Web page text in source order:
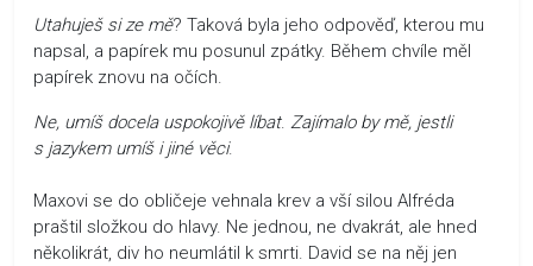
Utahuješ si ze mě? Taková byla jeho odpověď, kterou mu
napsal, a papírek mu posunul zpátky. Během chvíle měl
papírek znovu na očích.
Ne, umíš docela uspokojivě líbat. Zajímalo by mě, jestli
s jazykem umíš i jiné věci.
Maxovi se do obličeje vehnala krev a vší silou Alfréda
praštil složkou do hlavy. Ne jednou, ne dvakrát, ale hned
několikrát, div ho neumlátil k smrti. David se na něj jen